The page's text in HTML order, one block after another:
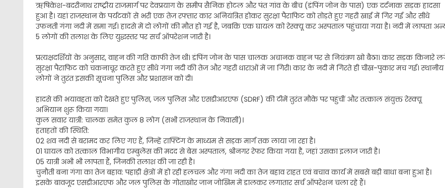
ऋषिकेश-बदरीनाथ राष्ट्रीय राजमार्ग पर देवप्रयाग के समीप सैनिक होटल और पंत गांव के बीच (डंपिंग जोन के पास) एक दर्दनाक सड़क हादसा
हुआ है। यहां राजस्थान के पर्यटकों से भरी एक तेज रफ्तार कार अनियंत्रित होकर सुरक्षा पैराफिट को तोड़ते हुए गहरी खाई में गिर गई और सीधे
उफनती गंगा नदी में समा गई। हादसे में दो लोगों की मौत हो गई है, जबकि एक घायल को रेस्क्यू कर अस्पताल पहुंचाया गया है। नदी में लापता
5 लोगों की तलाश के लिए युद्धस्तर पर सर्च ऑपरेशन जारी है।
​प्रत्यक्षदर्शियों के अनुसार, वाहन की गति काफी तेज थी। डंपिंग जोन के पास चालक अचानक वाहन पर से नियंत्रण खो बैठा। कार सड़क किनारे
सुरक्षा पैराफिट को चकनाचूर करते हुए सीधे गंगा नदी की तेज और गहरी धाराओं में जा गिरी। कार के नदी में गिरते ही चीख-पुकार मच गई। स्थानीय
लोगों ने तुरंत इसकी सूचना पुलिस और प्रशासन को दी।
​हादसे की भयावहता को देखते हुए पुलिस, जल पुलिस और एसडीआरएफ (SDRF) की टीमें तुरंत मौके पर पहुंचीं और तत्काल संयुक्त रेस्क्यू
अभियान शुरू किया गया।
​कुल सवार यात्री: चालक समेत कुल 8 लोग (सभी राजस्थान के निवासी)।
​हताहतों की स्थिति:
​02 शव नदी से बरामद कर लिए गए हैं, जिन्हें राफ्टिंग के माध्यम से सड़क मार्ग तक लाया जा रहा है।
​01 घायल को तत्काल विभागीय एम्बुलेंस की मदद से बेस अस्पताल, श्रीनगर रेफर किया गया है, जहां उसका इलाज जारी है।
​05 यात्री अभी भी लापता हैं, जिनकी तलाश की जा रही है।
​चुनौती बना गंगा का तेज बहाव: पहाड़ी क्षेत्रों में हो रही हलचल और गंगा नदी का तेज बहाव राहत एवं बचाव कार्य में सबसे बड़ी बाधा बना हुआ है।
इसके बावजूद एसडीआरएफ और जल पुलिस के गोताखोर जान जोखिम में डालकर लगातार सर्च ऑपरेशन चला रहे हैं।